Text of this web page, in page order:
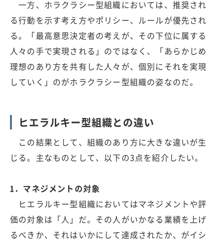
一方、ホラクラシー型組織においては、推奨され
る行動を示す考え方やポリシー、ルールが優先され
る。「最高意思決定者の考えが、その下位に属する
人々の手で実現される」のではなく、「あらかじめ
理想のあり方を共有した人々が、個別にそれを実現
していく」のがホラクラシー型組織の姿なのだ。
ヒエラルキー型組織との違い
この結果として、組織のあり方に大きな違いが生
じる。主なものとして、以下の3点を紹介したい。
1．マネジメントの対象
ヒエラルキー型組織においてはマネジメントや評
価の対象は「人」だ。その人がいかなる業績を上げ
るべきか、それはいかにして達成されたか、がイシ